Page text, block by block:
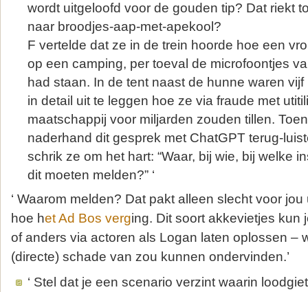
wordt uitgeloofd voor de gouden tip? Dat riekt
naar broodjes-aap-met-apekool?
F vertelde dat ze in de trein hoorde hoe een
op een camping, per toeval de microfoontjes
had staan. In de tent naast de hunne waren
in detail uit te leggen hoe ze via fraude met
maatschappij voor miljarden zouden tillen.
naderhand dit gesprek met ChatGPT terug-
schrik ze om het hart: “Waar, bij wie, bij welke
dit moeten melden?” ‘
‘ Waarom melden? Dat pakt alleen slecht voor
hoe het Ad Bos verging. Dit soort akkevietjes kun
of anders via actoren als Logan laten oplossen –
(directe) schade van zou kunnen ondervinden.’
‘ Stel dat je een scenario verzint waarin